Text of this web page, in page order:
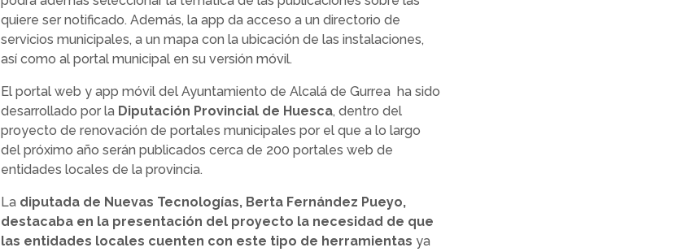
quiere ser notificado. Además, la app da acceso a un directorio de
servicios municipales, a un mapa con la ubicación de las instalaciones,
así como al portal municipal en su versión móvil.
El portal web y app móvil del Ayuntamiento de Alcalá de Gurrea ha sido
desarrollado por la Diputación Provincial de Huesca, dentro del
proyecto de renovación de portales municipales por el que a lo largo
del próximo año serán publicados cerca de 200 portales web de
entidades locales de la provincia.
La diputada de Nuevas Tecnologías, Berta Fernández Pueyo,
destacaba en la presentación del proyecto la necesidad de que
las entidades locales cuenten con este tipo de herramientas ya